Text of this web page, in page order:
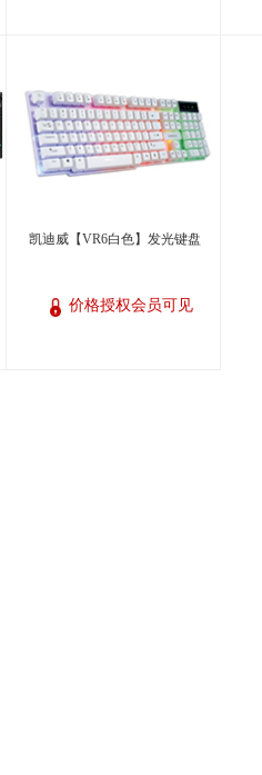
凯迪威【VR6白色】发光键盘
价格授权会员可见